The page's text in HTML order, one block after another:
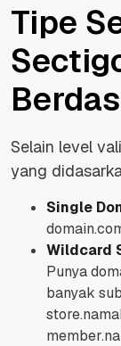
Tipe
Selain level
yang
Single
Wildcard
Punya
banyak